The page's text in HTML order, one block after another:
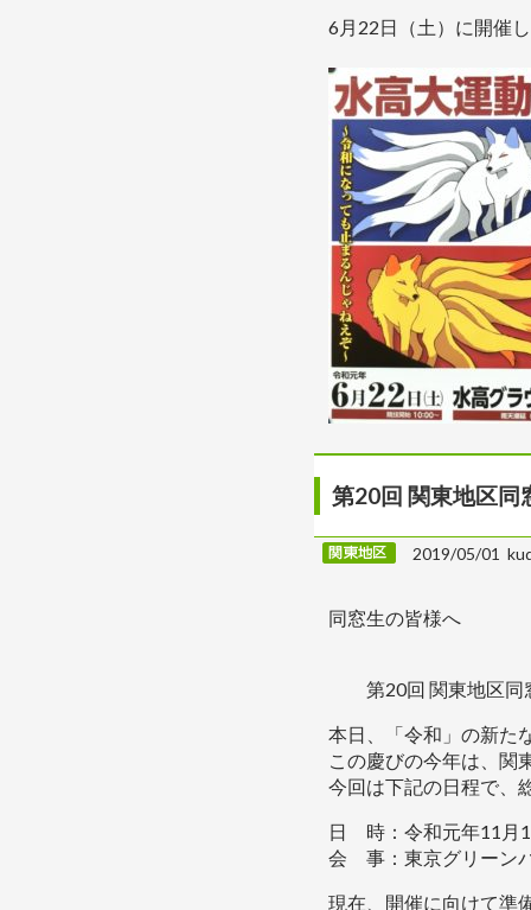
6月22日（土）に開催
第20回 関東地区同
2019/05/01
同窓生の皆様へ
第20回 関東地区同
本日、「令和」の新た
この慶びの今年は、関
今回は下記の日程で、
日 時：令和元年11月
会 事：東京グリーン
現在、開催に向けて準